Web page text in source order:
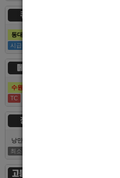
큐브
동대문호빠 큐브, 장안동호빠 최고의 대우
시급
메이드
TC
정원
낭만의 도시 여수남보도 호빠알바 해보실
최소
고등어노래방